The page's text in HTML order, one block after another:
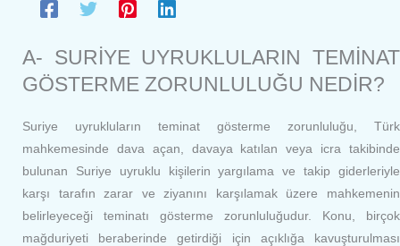
A- SURİYE UYRUKLULARIN TEMİNAT
GÖSTERME ZORUNLULUĞU NEDİR?
Suriye uyrukluların teminat gösterme zorunluluğu, Türk
mahkemesinde dava açan, davaya katılan veya icra takibinde
bulunan Suriye uyruklu kişilerin yargılama ve takip giderleriyle
karşı tarafın zarar ve ziyanını karşılamak üzere mahkemenin
belirleyeceği teminatı gösterme zorunluluğudur. Konu, birçok
mağduriyeti beraberinde getirdiği için açıklığa kavuşturulması